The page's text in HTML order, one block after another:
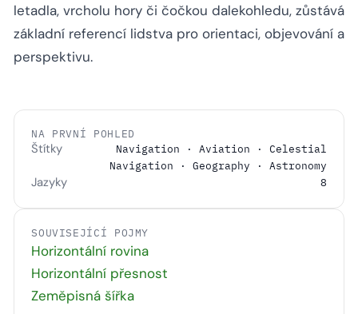
letadla, vrcholu hory či čočkou dalekohledu, zůstává
základní referencí lidstva pro orientaci, objevování a
perspektivu.
NA PRVNÍ POHLED
Štítky
Navigation · Aviation · Celestial
Navigation · Geography · Astronomy
Jazyky 8
SOUVISEJÍCÍ POJMY
Horizontální rovina
Horizontální přesnost
Zeměpisná šířka